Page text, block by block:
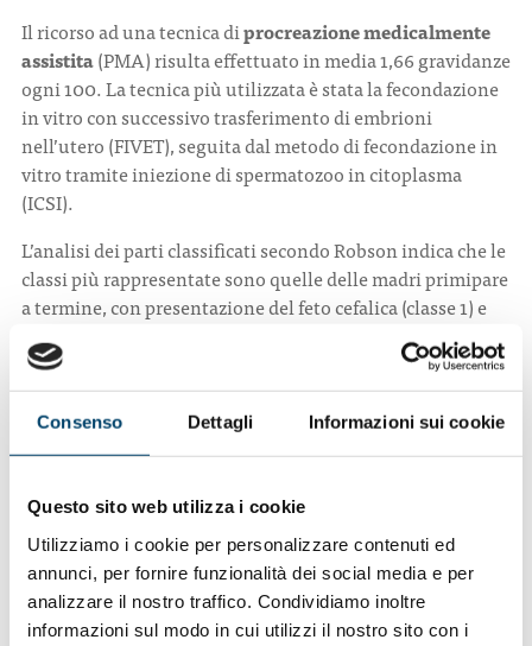
Consenso Dettagli Informazioni sui cookie
Questo sito web utilizza i cookie
Utilizziamo i cookie per personalizzare contenuti ed
annunci, per fornire funzionalità dei social media e per
analizzare il nostro traffico. Condividiamo inoltre
informazioni sul modo in cui utilizzi il nostro sito con i
Il ricorso ad una tecnica diprocreazione medicalmente
assistita(PMA) risulta effettuato in media 1,66 gravidanze
ogni 100. La tecnica più utilizzata è stata la fecondazione
in vitro con successivo trasferimento di embrioni
nell’utero (FIVET), seguita dal metodo di fecondazione in
vitro tramite iniezione di spermatozoo in citoplasma
(ICSI).
L’analisi dei parti classificati secondo Robson indica che le
classi più rappresentate sono quelle delle madri primipare
a termine, con presentazione del feto cefalica (classe 1) e
delle madri pluripare a termine, con presentazione del
feto cefalica, che non hanno avuto cesarei precedenti
(classe 3); queste due classi corrispondono
complessivamente a circa il 54% dei parti classificati che si
sono verificati a livello nazionale nell’anno 2013. I parti
cesareo, rappresentano il 10,6% dei parti totali classificati
a livello nazionale.
La rilevazione – istituita dal Decreto del Ministro della
sanità 16 luglio 2001, n. 349 Regolamento recante
“Modificazioni al certificato di assistenza al parto, per la